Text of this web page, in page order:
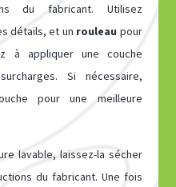
du fabricant. Utilisez
détails, et un rouleau pour
à appliquer une couche
Si nécessaire,
pour une meilleure
lavable, laissez-la sécher
du fabricant. Une fois